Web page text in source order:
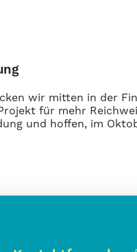
wir mitten in der
für mehr
und hoffen, im